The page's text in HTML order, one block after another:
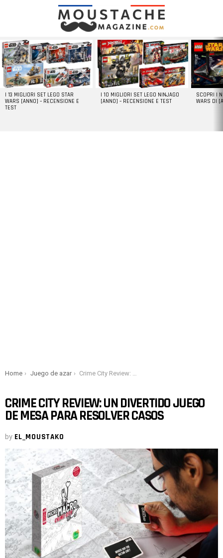
LATEST
STORIES
I 13 MIGLIORI SET LEGO STAR
WARS [ANNO] – RECENSIONE E
TEST
I 10 MIGLIORI SET LEGO NINJAGO
[ANNO] – RECENSIONE E TEST
SCOPRI I
WARS DI
You are here:
Home Juego de azar Crime City Review: un divertido juego de mesa para resolver casos
CRIME CITY REVIEW: UN DIVERTIDO JUEGO
DE MESA PARA RESOLVER CASOS
by EL_MOUSTAKO